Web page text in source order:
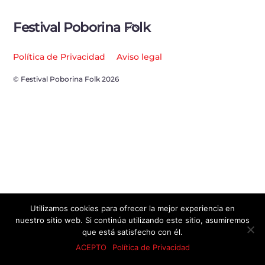
Back
Top
Festival Poborina Folk
Política de Privacidad Aviso legal
© Festival Poborina Folk 2026
Utilizamos cookies para ofrecer la mejor experiencia en
nuestro sitio web. Si continúa utilizando este sitio, asumiremos
que está satisfecho con él.
ACEPTO
Política de Privacidad